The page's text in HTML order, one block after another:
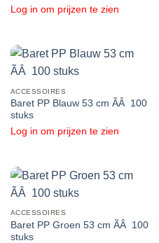
Log in om prijzen te zien
ACCESSOIRES
Baret PP Blauw 53 cm ÃÂ 100
stuks
Log in om prijzen te zien
ACCESSOIRES
Baret PP Groen 53 cm ÃÂ 100
stuks